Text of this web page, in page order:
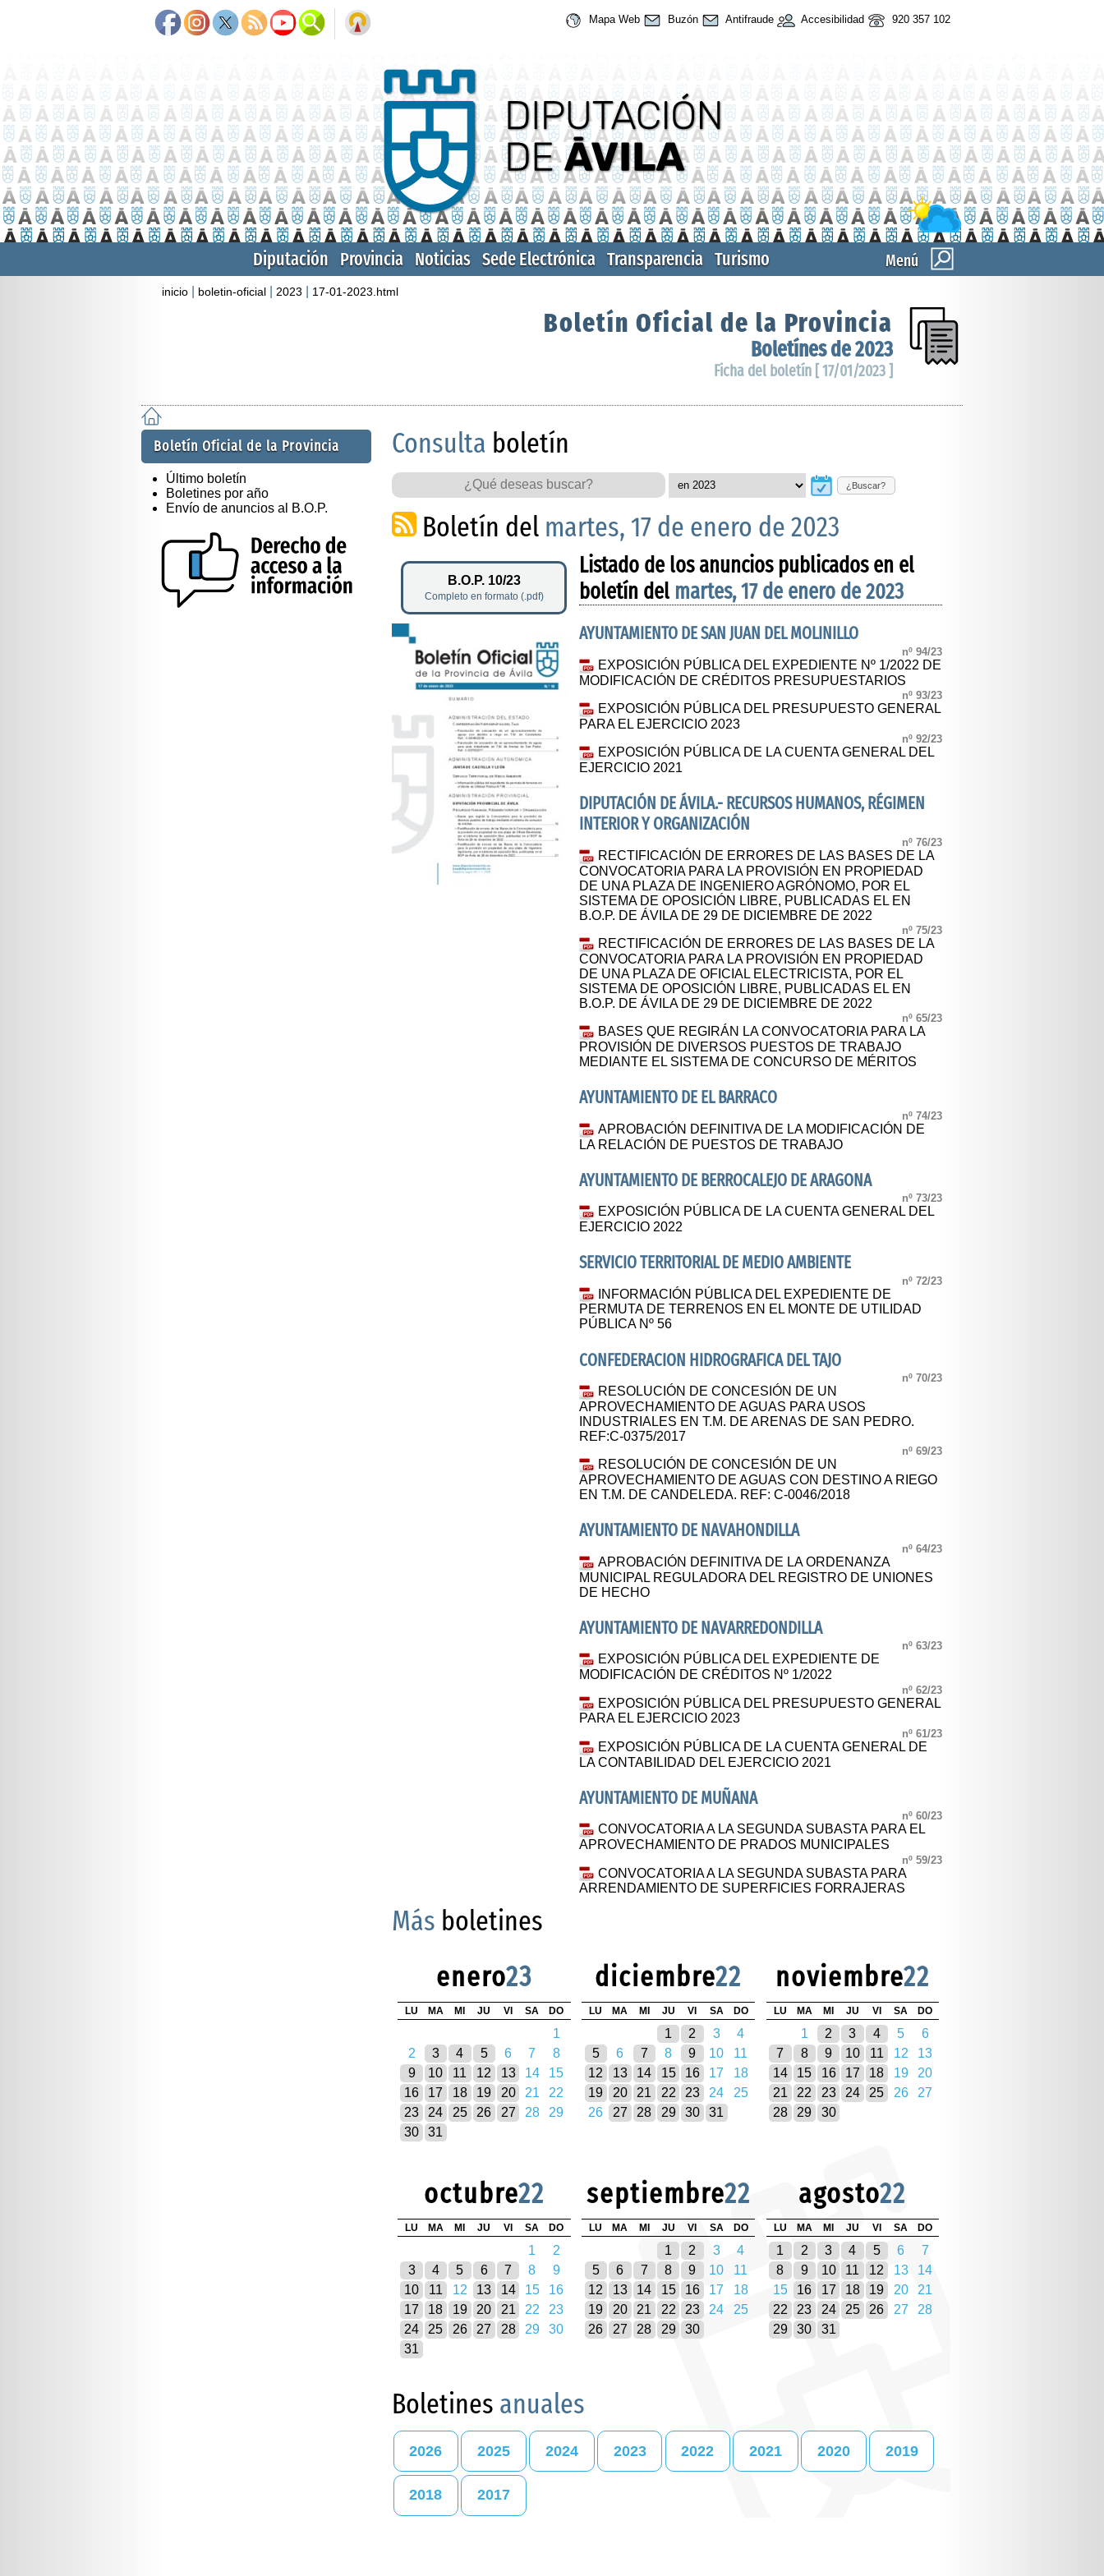
Mapa Web Buzón Antifraude Accesibilidad 920 357 102
Menú
Diputación Provincia Noticias Sede Electrónica Transparencia Turismo
inicio boletin-oficial 2023 17-01-2023.html
Boletín Oficial de la Provincia
Boletínes de 2023
Ficha del boletín [ 17/01/2023 ]
Boletín Oficial de la Provincia
Último boletín
Boletines por año
Envío de anuncios al B.O.P.
Consulta boletín
¿Buscar?
Boletín del martes, 17 de enero de 2023
B.O.P. 10/23
Completo en formato (.pdf)
Listado de los anuncios publicados en el
boletín del martes, 17 de enero de 2023
AYUNTAMIENTO DE SAN JUAN DEL MOLINILLO
nº 94/23
EXPOSICIÓN PÚBLICA DEL EXPEDIENTE Nº 1/2022 DE
MODIFICACIÓN DE CRÉDITOS PRESUPUESTARIOS
nº 93/23
EXPOSICIÓN PÚBLICA DEL PRESUPUESTO GENERAL
PARA EL EJERCICIO 2023
nº 92/23
EXPOSICIÓN PÚBLICA DE LA CUENTA GENERAL DEL
EJERCICIO 2021
DIPUTACIÓN DE ÁVILA.- RECURSOS HUMANOS, RÉGIMEN
INTERIOR Y ORGANIZACIÓN
nº 76/23
RECTIFICACIÓN DE ERRORES DE LAS BASES DE LA
CONVOCATORIA PARA LA PROVISIÓN EN PROPIEDAD
DE UNA PLAZA DE INGENIERO AGRÓNOMO, POR EL
SISTEMA DE OPOSICIÓN LIBRE, PUBLICADAS EL EN
B.O.P. DE ÁVILA DE 29 DE DICIEMBRE DE 2022
nº 75/23
RECTIFICACIÓN DE ERRORES DE LAS BASES DE LA
CONVOCATORIA PARA LA PROVISIÓN EN PROPIEDAD
DE UNA PLAZA DE OFICIAL ELECTRICISTA, POR EL
SISTEMA DE OPOSICIÓN LIBRE, PUBLICADAS EL EN
B.O.P. DE ÁVILA DE 29 DE DICIEMBRE DE 2022
nº 65/23
BASES QUE REGIRÁN LA CONVOCATORIA PARA LA
PROVISIÓN DE DIVERSOS PUESTOS DE TRABAJO
MEDIANTE EL SISTEMA DE CONCURSO DE MÉRITOS
AYUNTAMIENTO DE EL BARRACO
nº 74/23
APROBACIÓN DEFINITIVA DE LA MODIFICACIÓN DE
LA RELACIÓN DE PUESTOS DE TRABAJO
AYUNTAMIENTO DE BERROCALEJO DE ARAGONA
nº 73/23
EXPOSICIÓN PÚBLICA DE LA CUENTA GENERAL DEL
EJERCICIO 2022
SERVICIO TERRITORIAL DE MEDIO AMBIENTE
nº 72/23
INFORMACIÓN PÚBLICA DEL EXPEDIENTE DE
PERMUTA DE TERRENOS EN EL MONTE DE UTILIDAD
PÚBLICA Nº 56
CONFEDERACION HIDROGRAFICA DEL TAJO
nº 70/23
RESOLUCIÓN DE CONCESIÓN DE UN
APROVECHAMIENTO DE AGUAS PARA USOS
INDUSTRIALES EN T.M. DE ARENAS DE SAN PEDRO.
REF:C-0375/2017
nº 69/23
RESOLUCIÓN DE CONCESIÓN DE UN
APROVECHAMIENTO DE AGUAS CON DESTINO A RIEGO
EN T.M. DE CANDELEDA. REF: C-0046/2018
AYUNTAMIENTO DE NAVAHONDILLA
nº 64/23
APROBACIÓN DEFINITIVA DE LA ORDENANZA
MUNICIPAL REGULADORA DEL REGISTRO DE UNIONES
DE HECHO
AYUNTAMIENTO DE NAVARREDONDILLA
nº 63/23
EXPOSICIÓN PÚBLICA DEL EXPEDIENTE DE
MODIFICACIÓN DE CRÉDITOS Nº 1/2022
nº 62/23
EXPOSICIÓN PÚBLICA DEL PRESUPUESTO GENERAL
PARA EL EJERCICIO 2023
nº 61/23
EXPOSICIÓN PÚBLICA DE LA CUENTA GENERAL DE
LA CONTABILIDAD DEL EJERCICIO 2021
AYUNTAMIENTO DE MUÑANA
nº 60/23
CONVOCATORIA A LA SEGUNDA SUBASTA PARA EL
APROVECHAMIENTO DE PRADOS MUNICIPALES
nº 59/23
CONVOCATORIA A LA SEGUNDA SUBASTA PARA
ARRENDAMIENTO DE SUPERFICIES FORRAJERAS
Más boletines
enero23
LU MA MI JU VI SA DO
1
2
3 4 5 6 7
8
9
10 11 12 13 14
15
16
17 18 19 20 21
22
23
24 25 26 27 28
29
30
31
diciembre22
LU MA MI JU VI SA DO
1 2 3
4
5
6 7 8 9 10
11
12
13 14 15 16 17
18
19
20 21 22 23 24
25
26
27 28 29 30 31
noviembre22
LU MA MI JU VI SA DO
1 2 3 4 5
6
7
8 9 10 11 12
13
14
15 16 17 18 19
20
21
22 23 24 25 26
27
28
29 30
octubre22
LU MA MI JU VI SA DO
1
2
3
4 5 6 7 8
9
10
11 12 13 14 15
16
17
18 19 20 21 22
23
24
25 26 27 28 29
30
31
septiembre22
LU MA MI JU VI SA DO
1 2 3
4
5
6 7 8 9 10
11
12
13 14 15 16 17
18
19
20 21 22 23 24
25
26
27 28 29 30
agosto22
LU MA MI JU VI SA DO
1 2 3 4 5 6
7
8
9 10 11 12 13
14
15
16 17 18 19 20
21
22
23 24 25 26 27
28
29
30 31
Boletines anuales
2026 2025 2024 2023 2022 2021 2020 2019
2018 2017